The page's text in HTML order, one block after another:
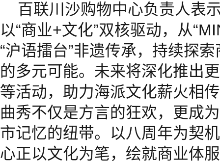
百联川沙购物中心负责人表
以“商业+文化”双核驱动，从
“沪语擂台”非遗传承，持续探
的多元可能。未来将深化推出
等活动，助力海派文化薪火相
曲秀不仅是方言的狂欢，更成
市记忆的纽带。以八周年为契
心正以文化为笔，绘就商业体